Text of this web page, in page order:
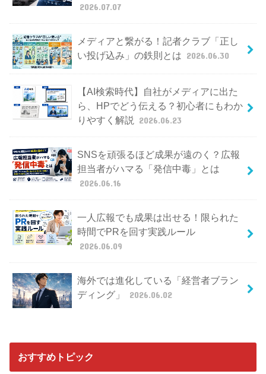
2026.07.07
メディアと繋がる！記者クラブ「正し
い投げ込み」の鉄則とは 2026.06.30
【AI検索時代】自社がメディアに出た
ら、HPでどう伝える？初心者にもわか
りやすく解説
2026.06.23
SNSを頑張るほど成果が遠のく？広報
担当者がハマる「発信中毒」とは
2026.06.16
一人広報でも成果は出せる！限られた
時間でPRを回す実践ルール
2026.06.09
海外では進化している「経営者ブラン
ディング」
2026.06.02
おすすめトピック